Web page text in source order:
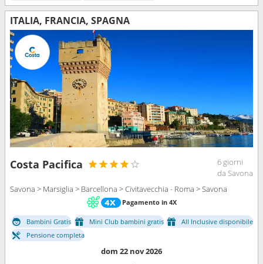
ITALIA, FRANCIA, SPAGNA
Costa Pacifica
6 giorni
da Savona
Savona > Marsiglia > Barcellona > Civitavecchia - Roma > Savona
Pagamento in 4X
Bambini Gratis Mini Club bambini gratis
All Inclusive disponibile
Pensione completa
dom 22 nov 2026